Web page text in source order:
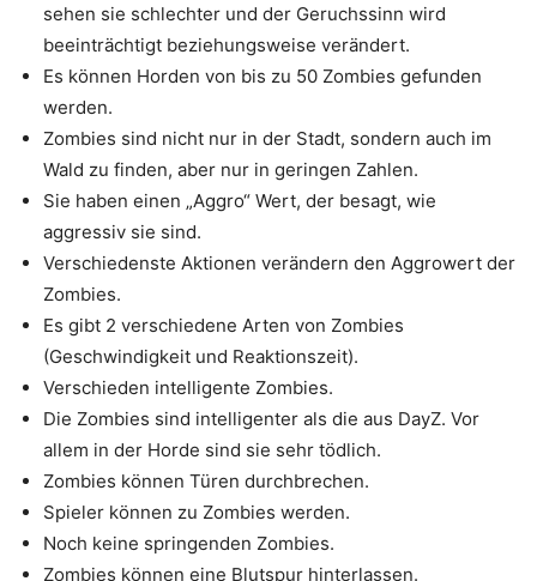
sehen sie schlechter und der Geruchssinn wird
beeinträchtigt beziehungsweise verändert.
Es können Horden von bis zu 50 Zombies gefunden
werden.
Zombies sind nicht nur in der Stadt, sondern auch im
Wald zu finden, aber nur in geringen Zahlen.
Sie haben einen „Aggro“ Wert, der besagt, wie
aggressiv sie sind.
Verschiedenste Aktionen verändern den Aggrowert der
Zombies.
Es gibt 2 verschiedene Arten von Zombies
(Geschwindigkeit und Reaktionszeit).
Verschieden intelligente Zombies.
Die Zombies sind intelligenter als die aus DayZ. Vor
allem in der Horde sind sie sehr tödlich.
Zombies können Türen durchbrechen.
Spieler können zu Zombies werden.
Noch keine springenden Zombies.
Zombies können eine Blutspur hinterlassen.